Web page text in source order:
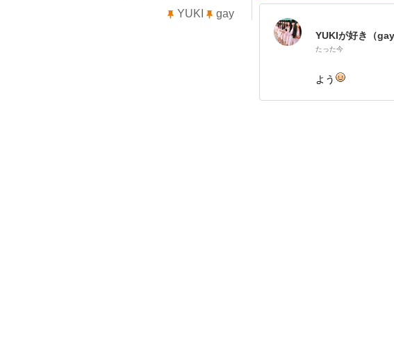
YUKIが好き（
たった今
よう
YUKI
gay